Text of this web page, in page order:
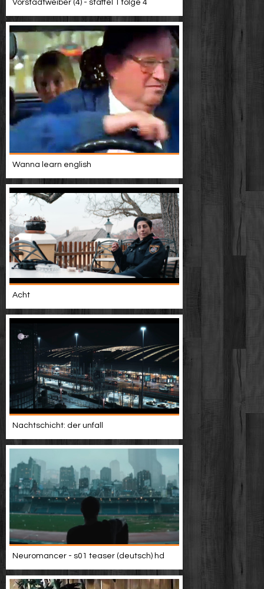
Vorstadtweiber (4) - staffel 1 folge 4
Wanna learn english
Acht
Nachtschicht: der unfall
Neuromancer - s01 teaser (deutsch) hd